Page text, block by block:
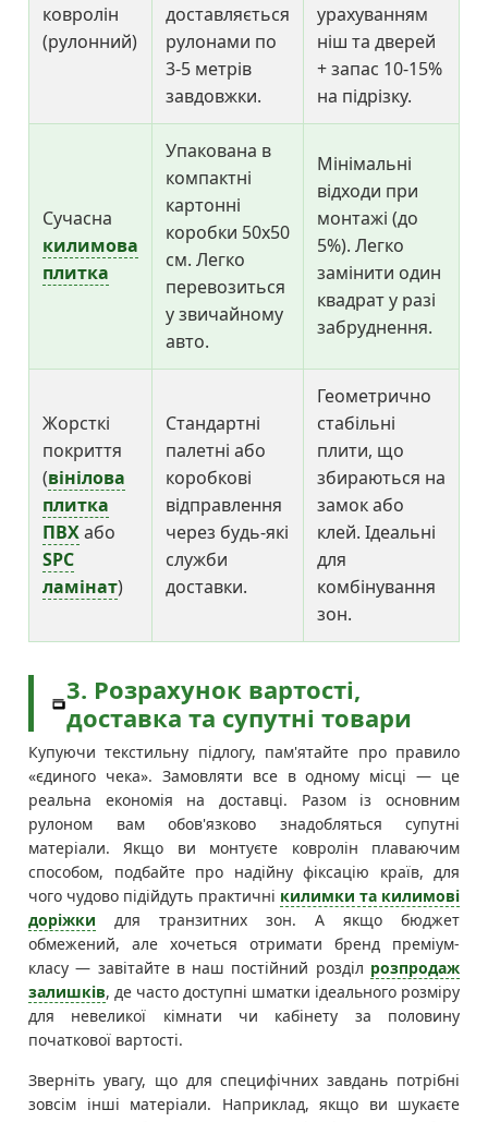
ковролін
(рулонний)
доставляється
рулонами по
3-5 метрів
завдовжки.
урахуванням
ніш та дверей
+ запас 10-15%
на підрізку.
Сучасна
килимова
плитка
Упакована в
компактні
картонні
коробки 50х50
см. Легко
перевозиться
у звичайному
авто.
Мінімальні
відходи при
монтажі (до
5%). Легко
замінити один
квадрат у разі
забруднення.
Жорсткі
покриття
(вінілова
плитка
ПВХабо
SPC
ламінат)
Стандартні
палетні або
коробкові
відправлення
через будь-які
служби
доставки.
Геометрично
стабільні
плити, що
збираються на
замок або
клей. Ідеальні
для
комбінування
зон.
3. Розрахунок вартості,
доставка та супутні товари
Купуючи текстильну підлогу, пам'ятайте про правило
«єдиного чека». Замовляти все в одному місці — це
реальна економія на доставці. Разом із основним
рулоном вам обов'язково знадобляться супутні
матеріали. Якщо ви монтуєте ковролін плаваючим
способом, подбайте про надійну фіксацію країв, для
чого чудово підійдуть практичні килимки та килимові
доріжки для транзитних зон. А якщо бюджет
обмежений, але хочеться отримати бренд преміум-
класу — завітайте в наш постійний розділ розпродаж
залишків, де часто доступні шматки ідеального розміру
для невеликої кімнати чи кабінету за половину
початкової вартості.
Зверніть увагу, що для специфічних завдань потрібні
зовсім інші матеріали. Наприклад, якщо ви шукаєте